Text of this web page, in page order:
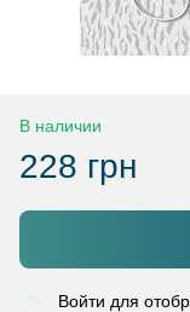
В наличии
228 грн
Войти для